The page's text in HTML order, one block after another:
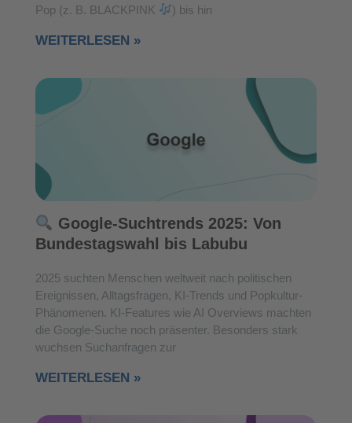
Pop (z. B. BLACKPINK
) bis hin
WEITERLESEN »
Google-Suchtrends 2025: Von
Bundestagswahl bis Labubu
2025 suchten Menschen weltweit nach politischen
Ereignissen, Alltagsfragen, KI-Trends und Popkultur-
Phänomenen. KI-Features wie AI Overviews machten
die Google-Suche noch präsenter. Besonders stark
wuchsen Suchanfragen zur
WEITERLESEN »